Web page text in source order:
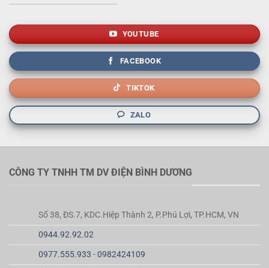
YOUTUBE
FACEBOOK
TIKTOK
ZALO
CÔNG TY TNHH TM DV ĐIỆN BÌNH DƯƠNG
Số 38, ĐS.7, KDC.Hiệp Thành 2, P.Phú Lợi, TP.HCM, VN
0944.92.92.02
0977.555.933 -0982424109